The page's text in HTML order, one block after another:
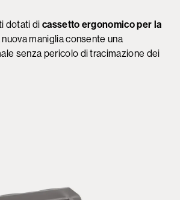
dotati di cassetto ergonomico per la
nuova maniglia consente una
senza pericolo di tracimazione dei